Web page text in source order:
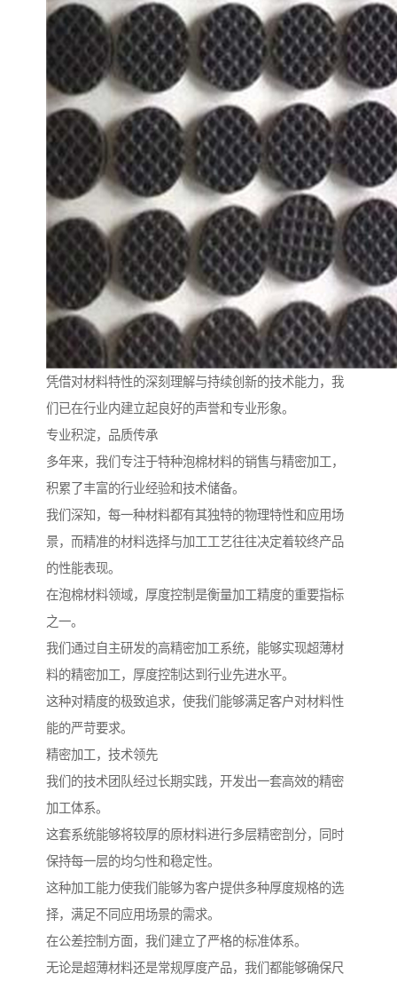
凭借对材料特性的深刻理解与持续创新的技术能力，我
们已在行业内建立起良好的声誉和专业形象。
专业积淀，品质传承
多年来，我们专注于特种泡棉材料的销售与精密加工，
积累了丰富的行业经验和技术储备。
我们深知，每一种材料都有其独特的物理特性和应用场
景，而精准的材料选择与加工工艺往往决定着较终产品
的性能表现。
在泡棉材料领域，厚度控制是衡量加工精度的重要指标
之一。
我们通过自主研发的高精密加工系统，能够实现超薄材
料的精密加工，厚度控制达到行业先进水平。
这种对精度的极致追求，使我们能够满足客户对材料性
能的严苛要求。
精密加工，技术领先
我们的技术团队经过长期实践，开发出一套高效的精密
加工体系。
这套系统能够将较厚的原材料进行多层精密剖分，同时
保持每一层的均匀性和稳定性。
这种加工能力使我们能够为客户提供多种厚度规格的选
择，满足不同应用场景的需求。
在公差控制方面，我们建立了严格的标准体系。
无论是超薄材料还是常规厚度产品，我们都能够确保尺